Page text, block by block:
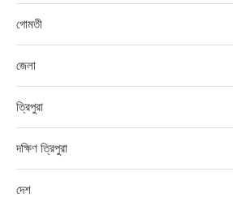
গোমতী
জেলা
ত্রিপুরা
দক্ষিণ ত্রিপুরা
দেশ